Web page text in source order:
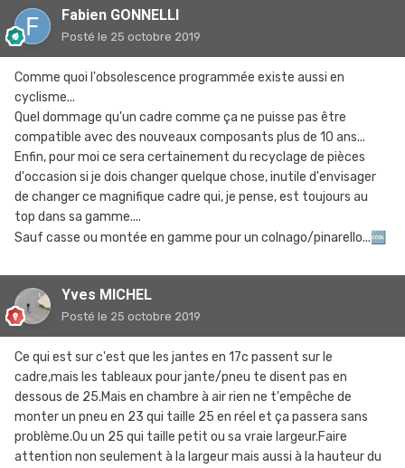
Fabien GONNELLI
Posté le 25 octobre 2019
Comme quoi l'obsolescence programmée existe aussi en
cyclisme...
Quel dommage qu'un cadre comme ça ne puisse pas être
compatible avec des nouveaux composants plus de 10 ans...
Enfin, pour moi ce sera certainement du recyclage de pièces
d'occasion si je dois changer quelque chose, inutile d'envisager
de changer ce magnifique cadre qui, je pense, est toujours au
top dans sa gamme....
Sauf casse ou montée en gamme pour un colnago/pinarello...🆒
Yves MICHEL
Posté le 25 octobre 2019
Ce qui est sur c'est que les jantes en 17c passent sur le
cadre,mais les tableaux pour jante/pneu te disent pas en
dessous de 25.Mais en chambre à air rien ne t'empêche de
monter un pneu en 23 qui taille 25 en réel et ça passera sans
problème.Ou un 25 qui taille petit ou sa vraie largeur.Faire
attention non seulement à la largeur mais aussi à la hauteur du